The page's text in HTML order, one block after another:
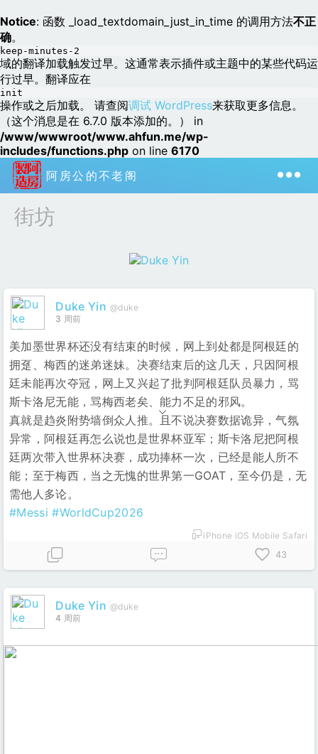
Notice: 函数 _load_textdomain_just_in_time 的调用方法不正
确。
keep-minutes-2
域的翻译加载触发过早。这通常表示插件或主题中的某些代码运
行过早。翻译应在
init
操作或之后加载。 请查阅调试 WordPress来获取更多信息。
（这个消息是在 6.7.0 版本添加的。） in
/www/wwwroot/www.ahfun.me/wp-
includes/functions.php on line 6170
阿房公的不老阁
街坊
Duke Yin @duke
3 周前
美加墨世界杯还没有结束的时候，网上到处都是阿根廷的
拥趸、梅西的迷弟迷妹。决赛结束后的这几天，只因阿根
廷未能再次夺冠，网上又兴起了批判阿根廷队员暴力，骂
斯卡洛尼无能，骂梅西老矣、能力不足的邪风。
真就是趋炎附势墙倒众人推。且不说决赛数据诡异，气氛
异常，阿根廷再怎么说也是世界杯亚军；斯卡洛尼把阿根
廷两次带入世界杯决赛，成功捧杯一次，已经是能人所不
能；至于梅西，当之无愧的世界第一GOAT，至今仍是，无
需他人多论。
#Messi #WorldCup2026
iPhone iOS Mobile Safari
43
Duke Yin @duke
4 周前